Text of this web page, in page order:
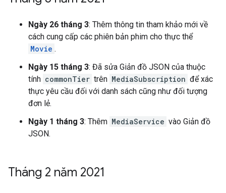
Ngày 26 tháng 3: Thêm thông tin tham khảo mới về
cách cung cấp các phiên bản phim cho thực thể
Movie .
Ngày 15 tháng 3: Đã sửa Giản đồ JSON của thuộc
tính commonTier trên MediaSubscription để xác
thực yêu cầu đối với danh sách cũng như đối tượng
đơn lẻ.
Ngày 1 tháng 3: Thêm MediaService vào Giản đồ
JSON.
Tháng 2 năm 2021